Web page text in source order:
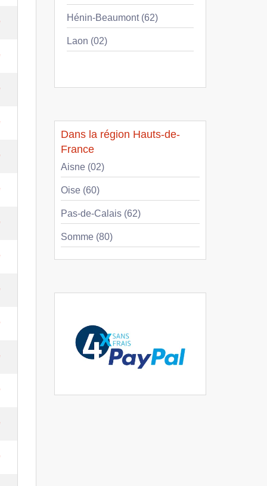
Hénin-Beaumont (62)
Laon (02)
Dans la région Hauts-de-
France
Aisne (02)
Oise (60)
Pas-de-Calais (62)
Somme (80)